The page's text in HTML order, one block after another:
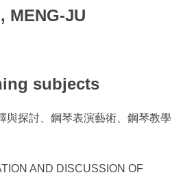
MENG-JU
subjects
與探討、鋼琴表演藝術、鋼琴教學
AND DISCUSSION OF